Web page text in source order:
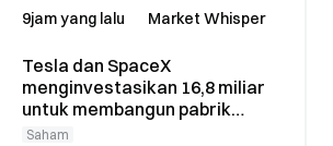
9jam yang lalu Market Whisper
Tesla dan SpaceX
menginvestasikan 16,8 miliar
untuk membangun pabrik
wafer Terafab; Intel
Saham